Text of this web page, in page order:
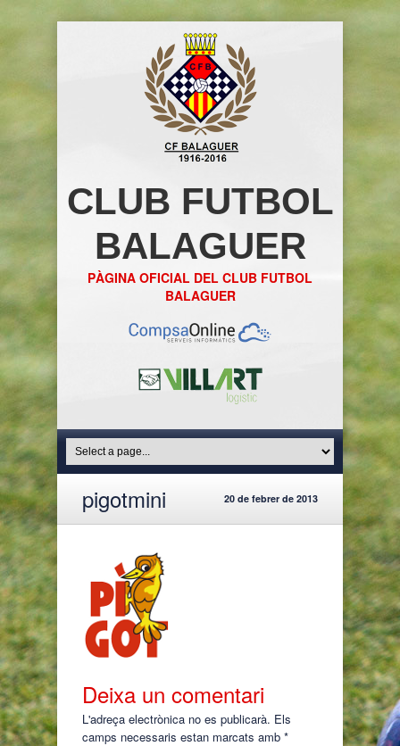
CLUB FUTBOL
BALAGUER
PÀGINA OFICIAL DEL CLUB FUTBOL
BALAGUER
pigotmini 20 de febrer de 2013
Deixa un comentari
L'adreça electrònica no es publicarà. Els
camps necessaris estan marcats amb *